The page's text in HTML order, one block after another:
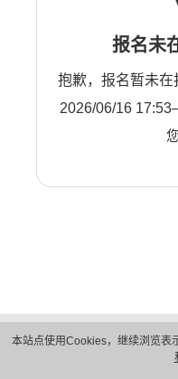
本站点使用Cookies，继续浏览表
报名未
抱歉，报名暂未
2026/06/16